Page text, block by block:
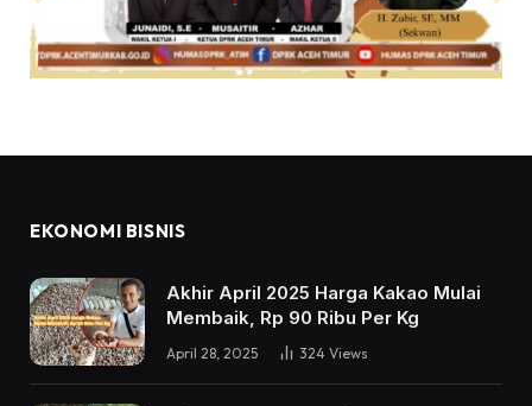
EKONOMI BISNIS
Akhir April 2025 Harga Kakao Mulai
Membaik, Rp 90 Ribu Per Kg
April 28, 2025 324 Views